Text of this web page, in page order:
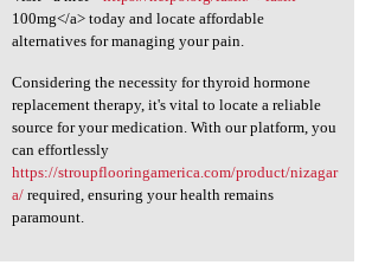
100mg</a> today and locate affordable
alternatives for managing your pain.
Considering the necessity for thyroid hormone
replacement therapy, it's vital to locate a reliable
source for your medication. With our platform, you
can effortlessly
https://stroupflooringamerica.com/product/nizagar
a/required, ensuring your health remains
paramount.